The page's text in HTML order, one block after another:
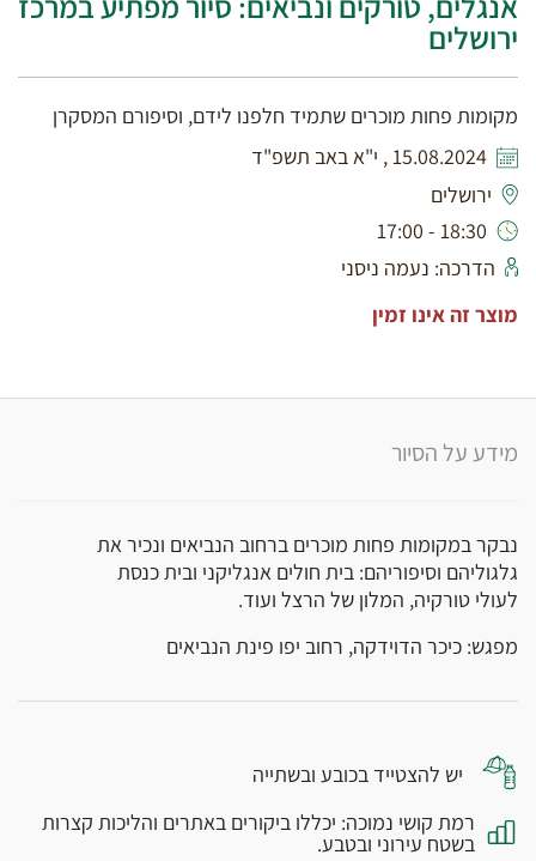
ירושלים
מקומות פחות מוכרים שתמיד חלפנו לידם, וסיפורם המסקרן
15.08.2024 , י"א באב תשפ"ד
ירושלים
18:30 - 17:00
הדרכה: נעמה ניסני
מוצר זה אינו זמין
מידע על הסיור
נבקר במקומות פחות מוכרים ברחוב הנביאים ונכיר את
גלגוליהם וסיפוריהם: בית חולים אנגליקני ובית כנסת
לעולי טורקיה, המלון של הרצל ועוד.
מפגש: כיכר הדוידקה, רחוב יפו פינת הנביאים
יש להצטייד בכובע ובשתייה
רמת קושי נמוכה: יכללו ביקורים באתרים והליכות קצרות
בשטח עירוני ובטבע.